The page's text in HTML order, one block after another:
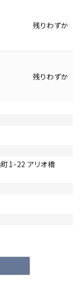
残りわずか
残りわずか
1-22 アリオ橋